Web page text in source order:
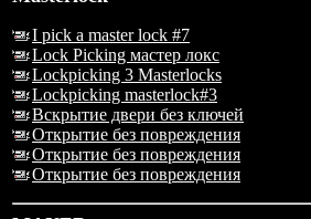
I pick a master lock #7
Lock Picking мастер локс
Lockpicking 3 Masterlocks
Lockpicking masterlock#3
Вскрытие двери без ключей
Открытие без повреждения
Открытие без повреждения
Открытие без повреждения